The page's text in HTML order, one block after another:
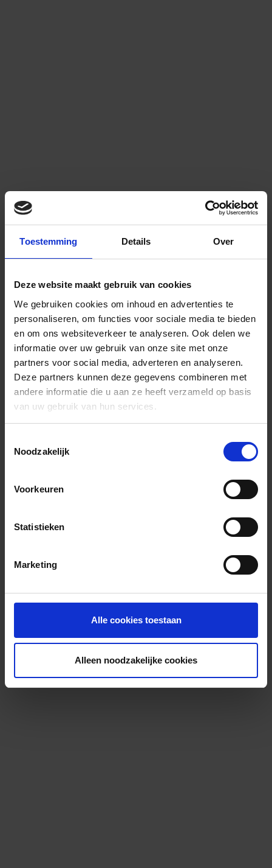
Toestemming Details Over
Deze website maakt gebruik van cookies
We gebruiken cookies om inhoud en advertenties te
personaliseren, om functies voor sociale media te bieden
en om ons websiteverkeer te analyseren. Ook delen we
informatie over uw gebruik van onze site met onze
partners voor social media, adverteren en analyseren.
Deze partners kunnen deze gegevens combineren met
andere informatie die u aan ze heeft verzameld op basis
van uw gebruik van hun services.
Noodzakelijk
Voorkeuren
Statistieken
Marketing
Alle cookies toestaan
Alleen noodzakelijke cookies